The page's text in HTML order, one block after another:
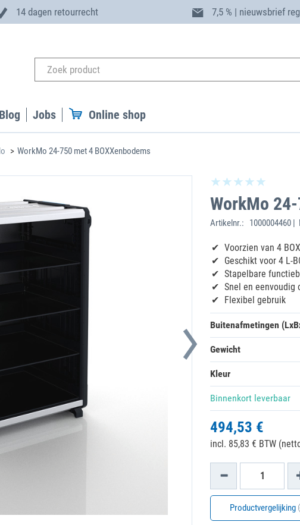
14 dagen retourrecht 7,5 % | nieuwsbrief
Blog Jobs Online shop
WorkMo 24-750 met 4 BOXXenbodems
WorkMo
Artikelnr.: 1000004460 |
Voorzien van 4
Geschikt voor 4 L-
Stapelbare
Snel en eenvoudig
Flexibel gebruik
Buitenafmetingen
Gewicht
Kleur
Binnenkort leverbaar
494,53 €
incl. 85,83 € BTW
Productvergelijking